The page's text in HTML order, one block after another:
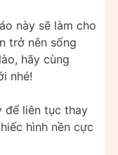
này sẽ làm cho
trở nên sống
hãy cùng
nhé!
để liên tục thay
hình nền cực